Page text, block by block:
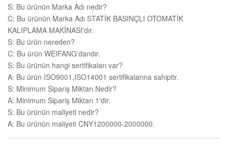
S: Bu ürünün Marka Adı nedir?
C: Bu ürünün Marka Adı STATİK BASINÇLI OTOMATİK
KALIPLAMA MAKİNASI'dır.
S: Bu ürün nereden?
C: Bu ürün WEIFANG'dandır.
S: Bu ürünün hangi sertifikaları var?
A: Bu ürün ISO9001,ISO14001 sertifikalarına sahiptir.
S: Minimum Sipariş Miktarı Nedir?
A: Minimum Sipariş Miktarı 1'dir.
S: Bu ürünün maliyeti nedir?
A: Bu ürünün maliyeti CNY1200000-2000000.